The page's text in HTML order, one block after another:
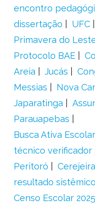
encontro
dissertação
UFC
Primavera do
Protocolo BAE
Areia
Jucás
Messias
Nova
Japaratinga
Parauapebas
Busca Ativa
técnico verificador
Peritoró
resultado
Censo Escolar 2025